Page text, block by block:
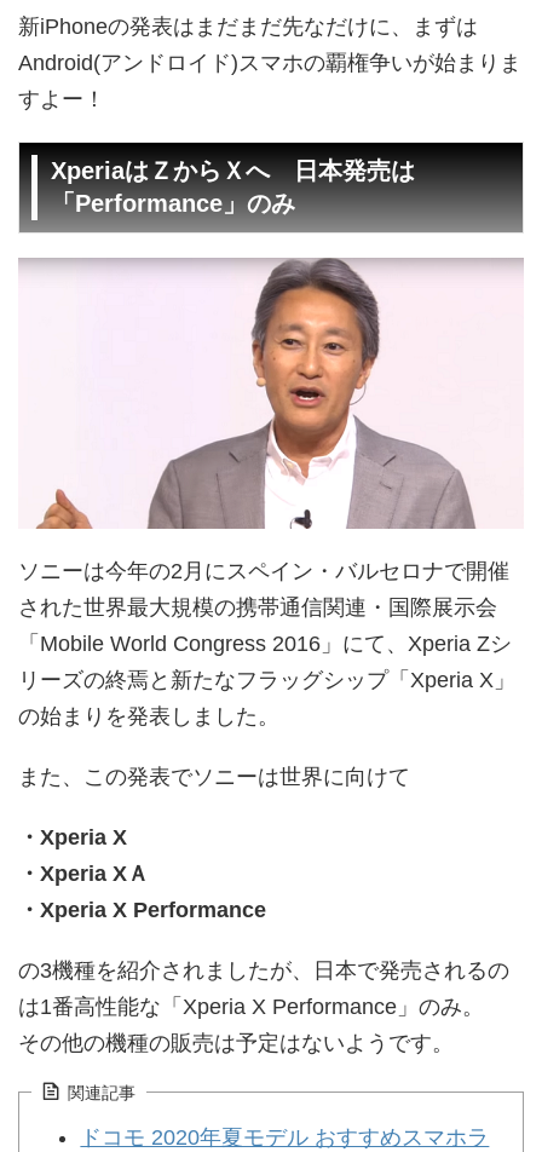
新iPhoneの発表はまだまだ先なだけに、まずは
Android(アンドロイド)スマホの覇権争いが始まりま
すよー！
XperiaはＺからＸへ 日本発売は
「Performance」のみ
ソニーは今年の2月にスペイン・バルセロナで開催
された世界最大規模の携帯通信関連・国際展示会
「Mobile World Congress 2016」にて、Xperia Zシ
リーズの終焉と新たなフラッグシップ「Xperia X」
の始まりを発表しました。
また、この発表でソニーは世界に向けて
・Xperia X
・Xperia XＡ
・Xperia X Performance
の3機種を紹介されましたが、日本で発売されるの
は1番高性能な「Xperia X Performance」のみ。
その他の機種の販売は予定はないようです。
関連記事
ドコモ 2020年夏モデル おすすめスマホラ